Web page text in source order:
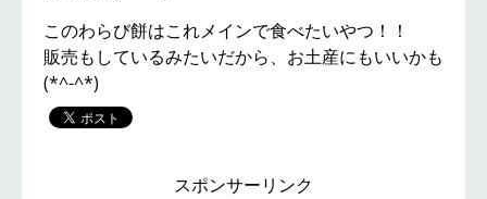
このわらび餅はこれメインで食べたいやつ！！
販売もしているみたいだから、お土産にもいいかも
(*^-^*)
スポンサーリンク